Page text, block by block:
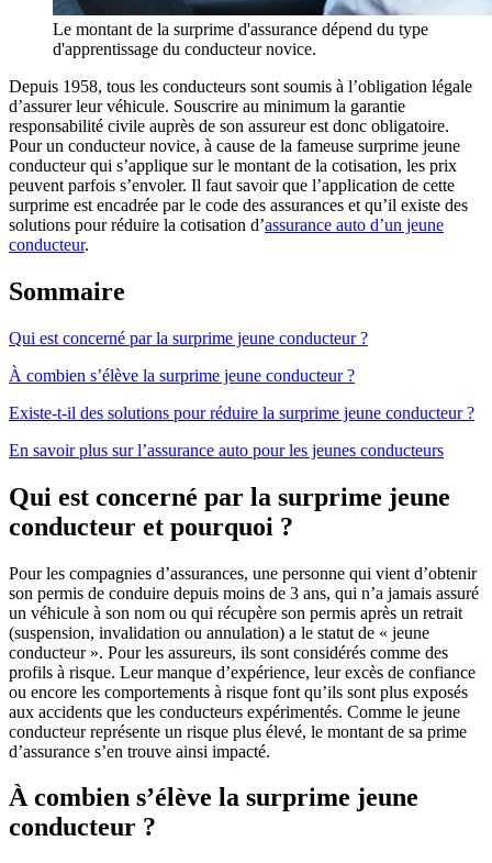
Le montant de la surprime d'assurance dépend du type
d'apprentissage du conducteur novice.
Depuis 1958, tous les conducteurs sont soumis à l’obligation légale
d’assurer leur véhicule. Souscrire au minimum la garantie
responsabilité civile auprès de son assureur est donc obligatoire.
Pour un conducteur novice, à cause de la fameuse surprime jeune
conducteur qui s’applique sur le montant de la cotisation, les prix
peuvent parfois s’envoler. Il faut savoir que l’application de cette
surprime est encadrée par le code des assurances et qu’il existe des
solutions pour réduire la cotisation d’assurance auto d’un jeune
conducteur.
Sommaire
Qui est concerné par la surprime jeune conducteur ?
À combien s’élève la surprime jeune conducteur ?
Existe-t-il des solutions pour réduire la surprime jeune conducteur ?
En savoir plus sur l’assurance auto pour les jeunes conducteurs
Qui est concerné par la surprime jeune
conducteur et pourquoi ?
Pour les compagnies d’assurances, une personne qui vient d’obtenir
son permis de conduire depuis moins de 3 ans, qui n’a jamais assuré
un véhicule à son nom ou qui récupère son permis après un retrait
(suspension, invalidation ou annulation) a le statut de « jeune
conducteur ». Pour les assureurs, ils sont considérés comme des
profils à risque. Leur manque d’expérience, leur excès de confiance
ou encore les comportements à risque font qu’ils sont plus exposés
aux accidents que les conducteurs expérimentés. Comme le jeune
conducteur représente un risque plus élevé, le montant de sa prime
d’assurance s’en trouve ainsi impacté.
À combien s’élève la surprime jeune
conducteur ?